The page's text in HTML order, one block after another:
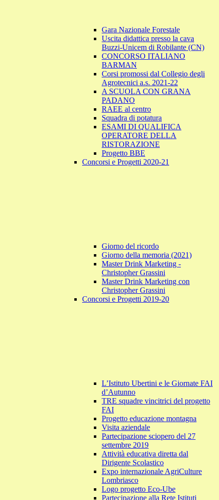
Gara Nazionale Forestale
Uscita didattica presso la cava
Buzzi-Unicem di Robilante (CN)
CONCORSO ITALIANO
BARMAN
Corsi promossi dal Collegio degli
Agrotecnici a.s. 2021-22
A SCUOLA CON GRANA
PADANO
RAEE al centro
Squadra di potatura
ESAMI DI QUALIFICA
OPERATORE DELLA
RISTORAZIONE
Progetto BBE
Concorsi e Progetti 2020-21
Giorno del ricordo
Giorno della memoria (2021)
Master Drink Marketing -
Christopher Grassini
Master Drink Marketing con
Christopher Grassini
Concorsi e Progetti 2019-20
L’Istituto Ubertini e le Giornate FAI
d’Autunno
TRE squadre vincitrici del progetto
FAI
Progetto educazione montagna
Visita aziendale
Partecipazione sciopero del 27
settembre 2019
Attività educativa diretta dal
Dirigente Scolastico
Expo internazionale AgriCulture
Lombriasco
Logo progetto Eco-Ube
Partecipazione alla Rete Istituti